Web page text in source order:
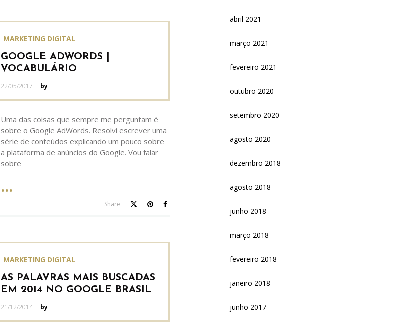
MARKETING DIGITAL
GOOGLE ADWORDS |
VOCABULÁRIO
Posted
22/05/2017 by
Uma das coisas que sempre me perguntam é
sobre o Google AdWords. Resolvi escrever uma
série de conteúdos explicando um pouco sobre
a plataforma de anúncios do Google. Vou falar
sobre
Share
MARKETING DIGITAL
AS PALAVRAS MAIS BUSCADAS
EM 2014 NO GOOGLE BRASIL
Posted
21/12/2014 by
abril 2021
março 2021
fevereiro 2021
outubro 2020
setembro 2020
agosto 2020
dezembro 2018
agosto 2018
junho 2018
março 2018
fevereiro 2018
janeiro 2018
junho 2017